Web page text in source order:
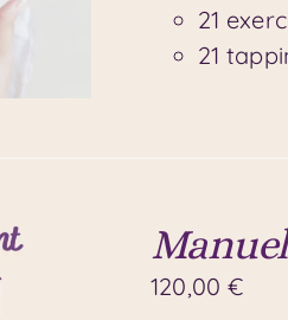
21
21
120,00 €